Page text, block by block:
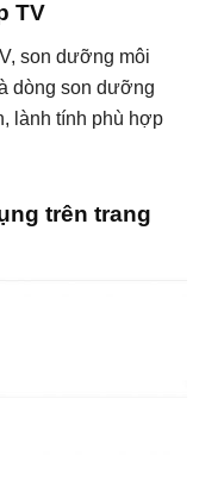
TV
son dưỡng môi
dòng son dưỡng
lành tính phù hợp
trên trang